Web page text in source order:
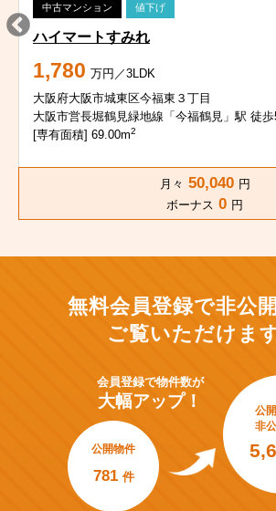
中古マンション 値下げ
ハイマートすみれ
1,780 万円／3LDK
大阪府大阪市城東区今福東３丁目
大阪市営長堀鶴見緑地線「今福鶴見」駅 徒
[専有面積] 69.00m2
月々 50,040 円
ボーナス 0 円
無料会員登録で非公
ご覧いただけま
会員登録で物件数が
大幅アップ！
公開物件
781 件
公
非